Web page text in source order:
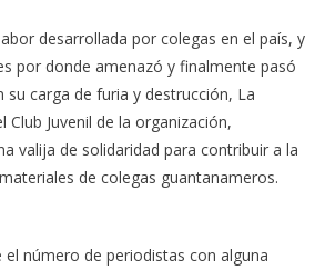
desarrollada por colegas en el país, y
por donde amenazó y finalmente pasó
carga de furia y destrucción, La
Club Juvenil de la organización,
valija de solidaridad para contribuir a la
de colegas guantanameros.
número de periodistas con alguna